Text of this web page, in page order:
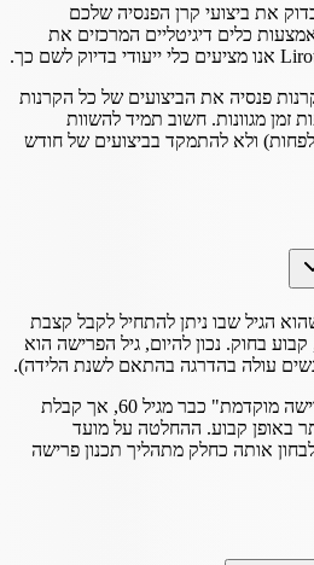
את ביצועי קרן הפנסיה שלכם
כלים דיגיטליים המרכזים את
פנסיה את הביצועים של כל הקרנות
זמן מגוונות. חשוב תמיד להשוות
זמן (3-5 שנים לפחות) ולא להתמקד בביצועים של חודש
הגיל שבו ניתן להתחיל לקבל קצבת
בחוק. נכון להיום, גיל הפרישה הוא
חשוב לציין כי ניתן לבחור ב"פרישה מוקדמת" כבר מגיל 60, אך קבלת
באופן קבוע. ההחלטה על מועד
אותה כחלק מתהליך תכנון פרישה